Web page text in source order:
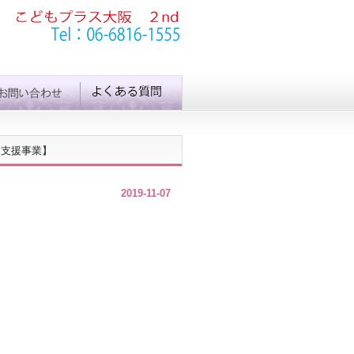
援事業】
2019-11-07